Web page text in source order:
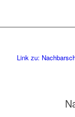
Link zu: